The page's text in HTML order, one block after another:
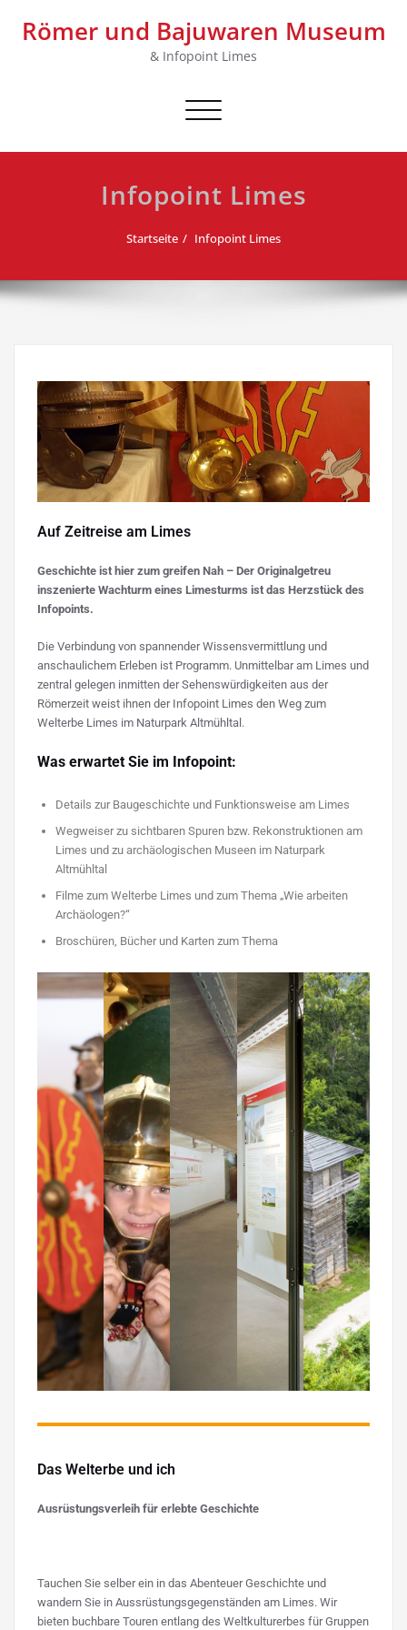
Römer und Bajuwaren Museum
& Infopoint Limes
Schalte Navigation
Infopoint Limes
Startseite Infopoint Limes
Auf Zeitreise am Limes
Geschichte ist hier zum greifen Nah – Der Originalgetreu
inszenierte Wachturm eines Limesturms ist das Herzstück des
Infopoints.
Die Verbindung von spannender Wissensvermittlung und
anschaulichem Erleben ist Programm. Unmittelbar am Limes und
zentral gelegen inmitten der Sehenswürdigkeiten aus der
Römerzeit weist ihnen der Infopoint Limes den Weg zum
Welterbe Limes im Naturpark Altmühltal.
Was erwartet Sie im Infopoint:
Details zur Baugeschichte und Funktionsweise am Limes
Wegweiser zu sichtbaren Spuren bzw. Rekonstruktionen am
Limes und zu archäologischen Museen im Naturpark
Altmühltal
Filme zum Welterbe Limes und zum Thema „Wie arbeiten
Archäologen?“
Broschüren, Bücher und Karten zum Thema
Das Welterbe und ich
Ausrüstungsverleih für erlebte Geschichte
Tauchen Sie selber ein in das Abenteuer Geschichte und
wandern Sie in Aussrüstungsgegenständen am Limes. Wir
bieten buchbare Touren entlang des Weltkulturerbes für Gruppen